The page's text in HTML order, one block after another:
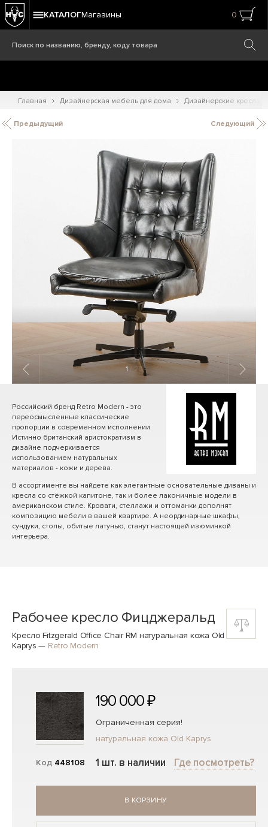
КАТАЛОГМагазины 0
Главная Дизайнерская мебель для дома Дизайнерские кресла
Предыдущий Следующий
1 / 20
Российский бренд Retro Modern - это
переосмысленные классические
пропорции в современном исполнении.
Истинно британский аристократизм в
дизайне подчеркивается
использованием натуральных
материалов - кожи и дерева.
В ассортименте вы найдете как элегантные основательные диваны и
кресла со стёжкой капитоне, так и более лаконичные модели в
американском стиле. Кровати, стеллажи и оттоманки дополнят
композицию мебели в вашей квартире. А неординарные шкафы,
сундуки, столы, обитые латунью, станут настоящей изюминкой
интерьера.
Рабочее кресло Фицджеральд
Кресло Fitzgerald Office Chair RM натуральная кожа Old
Kaprys — Retro Modern
Код 448108
190 000 ₽
Ограниченная серия!
натуральная кожа Old Kaprys
1 шт. в наличии Где посмотреть?
В КОРЗИНУ